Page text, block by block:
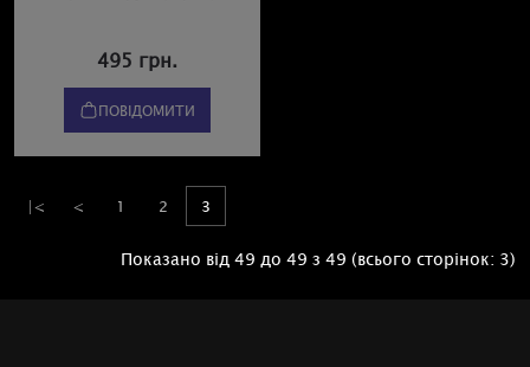
495 грн.
ПОВІДОМИТИ
|< < 1 2 3
Показано від 49 до 49 з 49 (всього сторінок: 3)